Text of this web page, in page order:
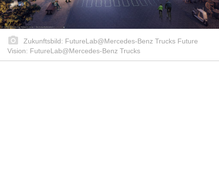
Zukunftsbild: FutureLab@Mercedes-Benz Trucks Future
Vision: FutureLab@Mercedes-Benz Trucks